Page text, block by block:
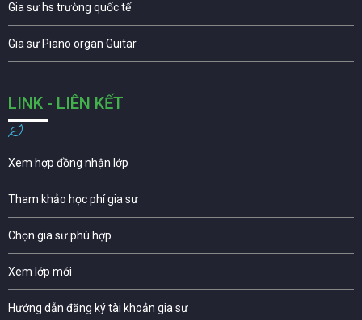
Gia sư hs trường quốc tế
Gia sư Piano organ Guitar
LINK - LIÊN KẾT
Xem hợp đồng nhận lớp
Tham khảo học phí gia sư
Chọn gia sư phù hợp
Xem lớp mới
Hướng dẫn đăng ký tài khoản gia sư